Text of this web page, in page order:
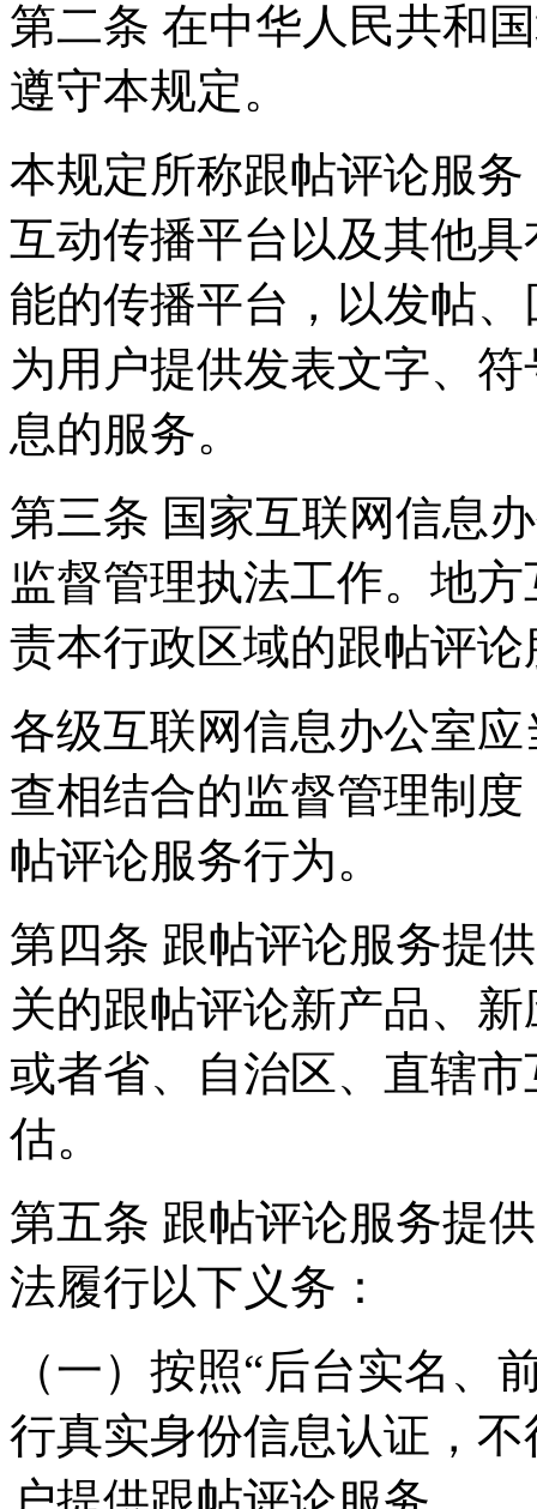
第二条 在中华人民共和
遵守本规定。
本规定所称跟帖评论服
互动传播平台以及其他
能的传播平台，以发帖
为用户提供发表文字、
息的服务。
第三条 国家互联网信息
监督管理执法工作。地
责本行政区域的跟帖评
各级互联网信息办公室
查相结合的监督管理制
帖评论服务行为。
第四条 跟帖评论服务提
关的跟帖评论新产品、
或者省、自治区、直辖
估。
第五条 跟帖评论服务提
法履行以下义务：
（一）按照“后台实名、
行真实身份信息认证，